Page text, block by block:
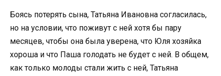
Боясь потерять сына, Татьяна Ивановна согласилась,
но на условии, что поживут с ней хотя бы пару
месяцев, чтобы она была уверена, что Юля хозяйка
хороша и что Паша голодать не будет с ней. В общем,
как только молоды стали жить с ней, Татьяна